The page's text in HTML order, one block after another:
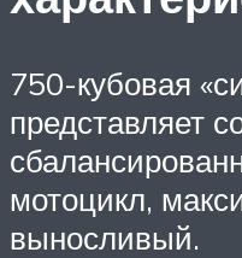
750-кубовая
представляет
мотоцикл,
выносливый.